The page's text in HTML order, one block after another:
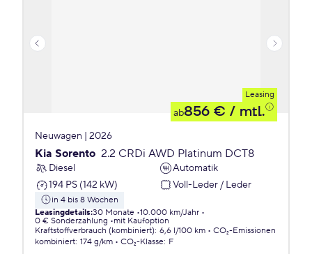
Leasing
ab856 € / mtl.
Neuwagen | 2026
Kia Sorento 2.2 CRDi AWD Platinum DCT8
Diesel
Automatik
194 PS (142 kW)
Voll-Leder / Leder
in 4 bis 8 Wochen
Leasingdetails:30 Monate 10.000 km/Jahr
0 € Sonderzahlung
mit Kaufoption
Kraftstoffverbrauch (kombiniert): 6,6 l/100 km
CO₂-Emissionen
kombiniert: 174 g/km CO₂-Klasse: F